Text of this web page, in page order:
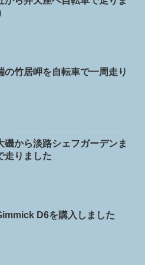
の竹居岬を自転車で一周走り
磯から淡路シェフガーデンま
走りました
D6を購入しました